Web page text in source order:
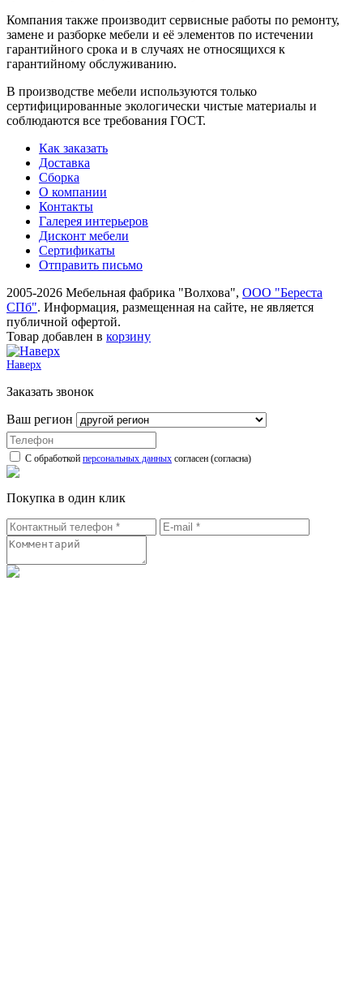
Компания также производит сервисные работы по ремонту,
замене и разборке мебели и её элементов по истечении
гарантийного срока и в случаях не относящихся к
гарантийному обслуживанию.
В производстве мебели используются только
сертифицированные экологически чистые материалы и
соблюдаются все требования ГОСТ.
Как заказать
Доставка
Сборка
О компании
Контакты
Галерея интерьеров
Дисконт мебели
Сертификаты
Отправить письмо
2005-2026 Мебельная фабрика "Волхова", ООО "Береста
СПб". Информация, размещенная на сайте, не является
публичной офертой.
Товар добавлен в корзину
Наверх
Заказать звонок
Ваш регион
С обработкой персональных данных согласен (согласна)
Покупка в один клик